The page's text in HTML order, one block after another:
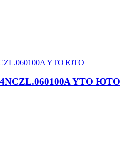
YTO ЮТО